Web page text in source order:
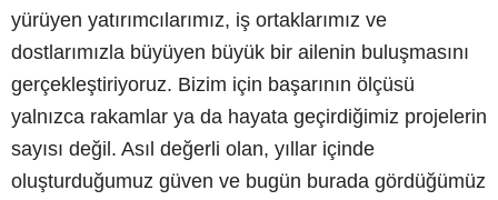
yürüyen yatırımcılarımız, iş ortaklarımız ve
dostlarımızla büyüyen büyük bir ailenin buluşmasını
gerçekleştiriyoruz. Bizim için başarının ölçüsü
yalnızca rakamlar ya da hayata geçirdiğimiz projelerin
sayısı değil. Asıl değerli olan, yıllar içinde
oluşturduğumuz güven ve bugün burada gördüğümüz